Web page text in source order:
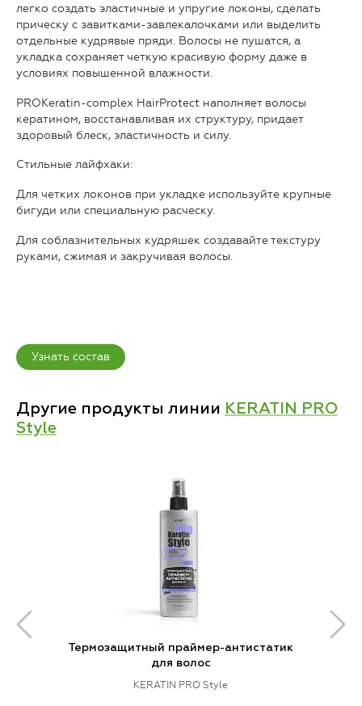
легко создать эластичные и упругие локоны, сделать
прическу с завитками-завлекалочками или выделить
отдельные кудрявые пряди. Волосы не пушатся, а
укладка сохраняет четкую красивую форму даже в
условиях повышенной влажности.
PROKeratin-complex HairProtect наполняет волосы
кератином, восстанавливая их структуру, придает
здоровый блеск, эластичность и силу.
Стильные лайфхаки:
Для четких локонов при укладке используйте крупные
бигуди или специальную расческу.
Для соблазнительных кудряшек создавайте текстуру
руками, сжимая и закручивая волосы.
Узнать состав
Другие продукты линии KERATIN PRO
Style
Термозащитный праймер-антистатик
для волос
KERATIN PRO Style